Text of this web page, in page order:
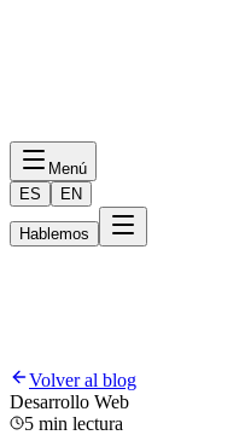
Menú
ES
EN
Hablemos
Volver al blog
Desarrollo Web
5 min lectura